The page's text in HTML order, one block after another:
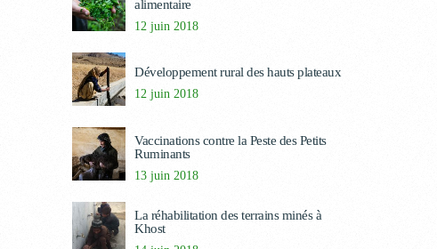
alimentaire
12 juin 2018
Développement rural des hauts plateaux
12 juin 2018
Vaccinations contre la Peste des Petits
Ruminants
13 juin 2018
La réhabilitation des terrains minés à
Khost